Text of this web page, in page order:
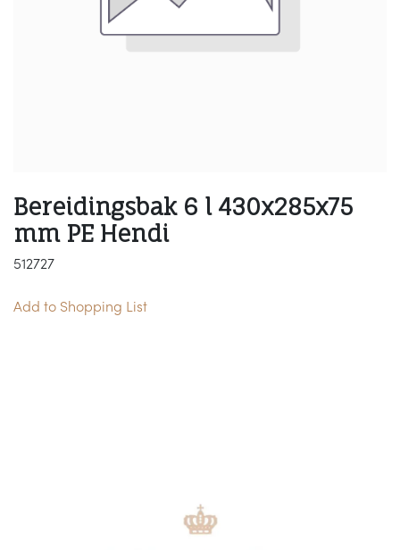
Bereidingsbak 6 l 430x285x75
mm PE Hendi
512727
Add to Shopping List